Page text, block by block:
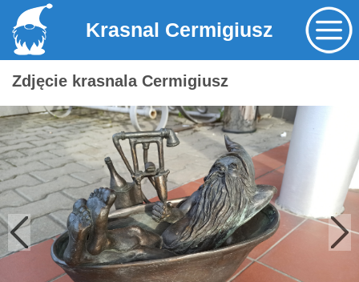
Krasnal Cermigiusz
Zdjęcie krasnala Cermigiusz